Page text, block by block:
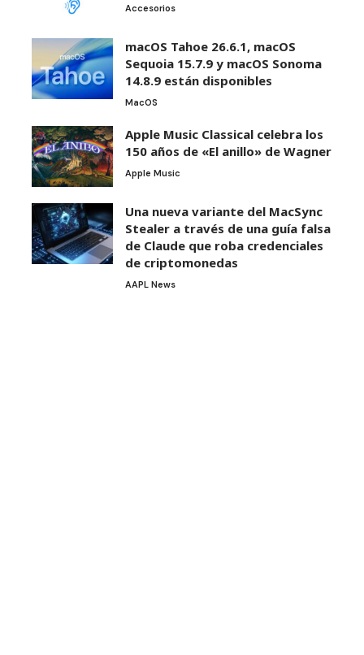
Accesorios
macOS Tahoe 26.6.1, macOS
Sequoia 15.7.9 y macOS Sonoma
14.8.9 están disponibles
MacOS
Apple Music Classical celebra los
150 años de «El anillo» de Wagner
Apple Music
Una nueva variante del MacSync
Stealer a través de una guía falsa
de Claude que roba credenciales
de criptomonedas
AAPL News